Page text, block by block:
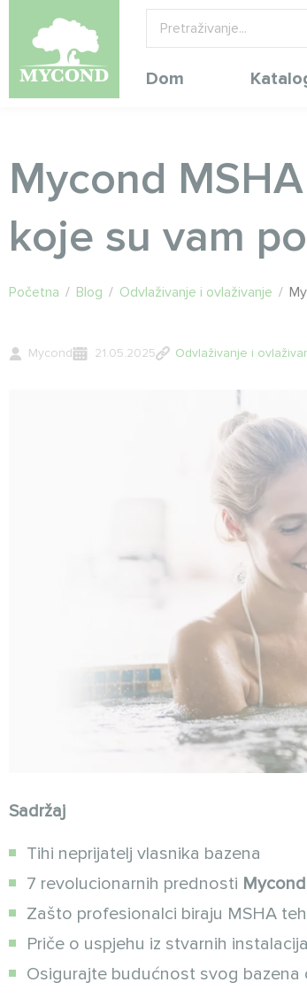
Dom
Mycond
koje su vam
Početna / Blog / Odvlaživanje i ovlaživanje /
Mycond 21.05.2025 Odvlaživanje i
Sadržaj
Tihi neprijatelj vlasnika bazena
7 revolucionarnih prednosti
Zašto profesionalci biraju MSHA
Priče o uspjehu iz stvarnih instalacija
Osigurajte budućnost svog bazena